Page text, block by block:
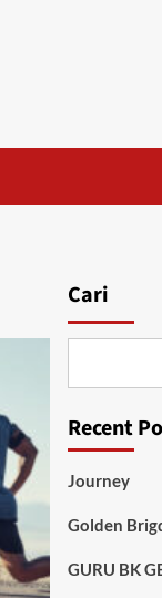
Cari
Recent
Journey
Golden
GURU BK